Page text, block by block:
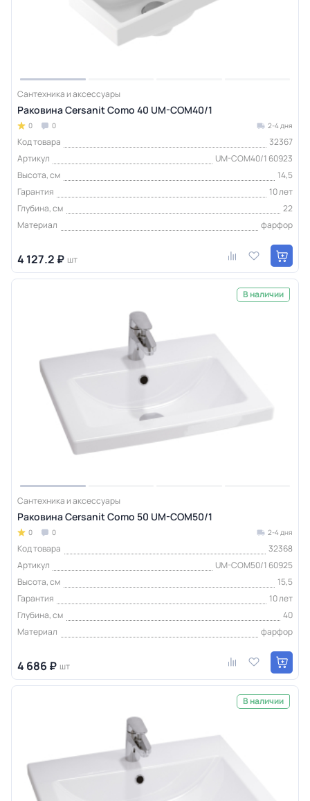
Сантехника и аксессуары
Раковина Cersanit Como 40 UM-COM40/1
0 0 2-4 дня
Код товара
32367
Артикул
UM-COM40/1 60923
Высота, см
14,5
Гарантия
10 лет
Глубина, см
22
Материал
фарфор
4 127.2 ₽ шт
В наличии
Сантехника и аксессуары
Раковина Cersanit Como 50 UM-COM50/1
0 0 2-4 дня
Код товара
32368
Артикул
UM-COM50/1 60925
Высота, см
15,5
Гарантия
10 лет
Глубина, см
40
Материал
фарфор
4 686 ₽ шт
В наличии